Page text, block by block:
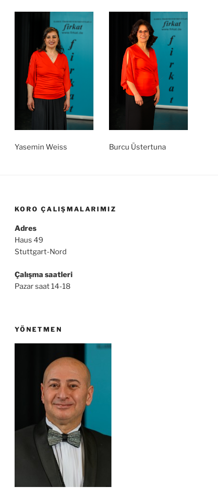
Yasemin Weiss Burcu Üstertuna
KORO ÇALIŞMALARIMIZ
Adres
Haus 49
Stuttgart-Nord
Çalışma saatleri
Pazar saat 14-18
YÖNETMEN